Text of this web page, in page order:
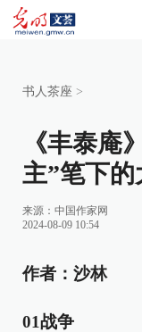
书人茶座 >
《丰泰庵
主”笔下
来源： 中国作家网
2024-08-09 10:54
作者：沙林
01战争